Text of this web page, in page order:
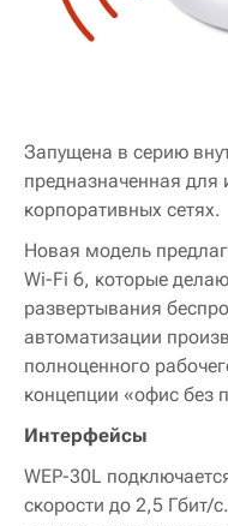
Запущена в серию
предназначенная для
корпоративных сетях.
Новая модель
Wi-Fi 6, которые
развертывания
автоматизации
полноценного
концепции «офис без
Интерфейсы
WEP-30L
скорости до 2,5 Гбит/